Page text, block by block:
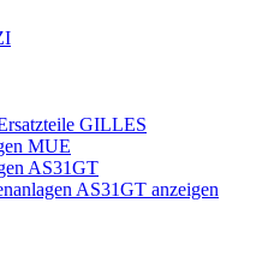
GILLES
MUE
AS31GT
AS31GT anzeigen